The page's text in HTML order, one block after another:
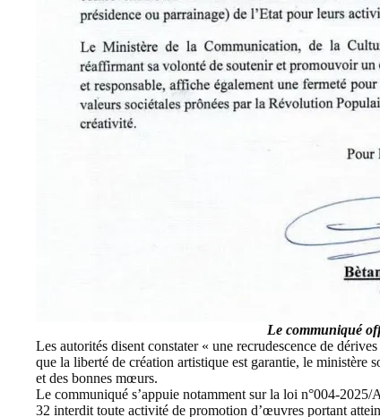
Le communiqué
Les autorités disent constater « une recrudescence de
que la liberté de création artistique est garantie, le ministère
et des bonnes mœurs.
Le communiqué s’appuie notamment sur la loi n°004-
32 interdit toute activité de promotion d’œuvres portant